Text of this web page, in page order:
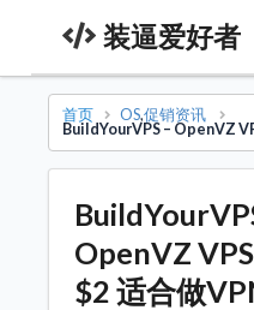
装逼爱好者
首页 OS,促销资讯
BuildYourVPS – OpenVZ
OpenVZ
$2 适合做